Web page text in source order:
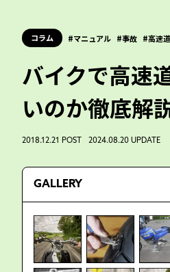
コラム マニュアル 事故 高速
バイクで高速
いのか徹底解
2018.12.21 POST 2024.08.20 UPDATE
GALLERY